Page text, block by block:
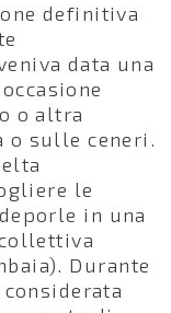
definitiva
data una
o altra
o sulle ceneri.
le
in una
Durante